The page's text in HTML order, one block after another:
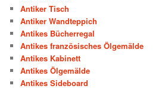
Antiker Tisch
Antiker Wandteppich
Antikes Bücherregal
Antikes französisches Ölgemälde
Antikes Kabinett
Antikes Ölgemälde
Antikes Sideboard